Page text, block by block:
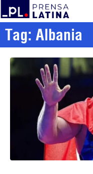
Tag: Albania